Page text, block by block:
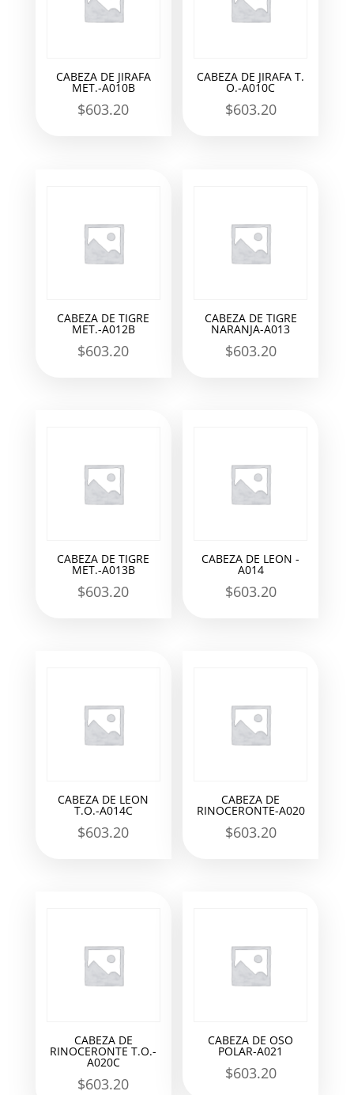
CABEZA DE JIRAFA
MET.-A010B
$603.20
CABEZA DE JIRAFA T.
O.-A010C
$603.20
CABEZA DE TIGRE
MET.-A012B
$603.20
CABEZA DE TIGRE
NARANJA-A013
$603.20
CABEZA DE TIGRE
MET.-A013B
$603.20
CABEZA DE LEON -
A014
$603.20
CABEZA DE LEON
T.O.-A014C
$603.20
CABEZA DE
RINOCERONTE-A020
$603.20
CABEZA DE
RINOCERONTE T.O.-
A020C
$603.20
CABEZA DE OSO
POLAR-A021
$603.20